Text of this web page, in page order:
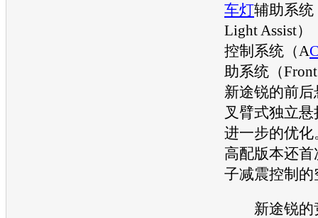
车灯辅助系统
Light Assist
控制系统（A
助系统（
新途锐的前
叉臂式独立
进一步的优化
高配版本还
子减震控制
新途锐的